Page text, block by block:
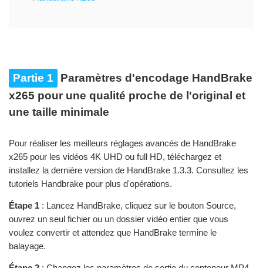
Partie 1
Paramètres d'encodage HandBrake
x265 pour une qualité proche de l'original et
une taille minimale
Pour réaliser les meilleurs réglages avancés de HandBrake
x265 pour les vidéos 4K UHD ou full HD, téléchargez et
installez la dernière version de HandBrake 1.3.3. Consultez les
tutoriels Handbrake pour plus d'opérations.
Étape 1 : Lancez HandBrake, cliquez sur le bouton Source,
ouvrez un seul fichier ou un dossier vidéo entier que vous
voulez convertir et attendez que HandBrake termine le
balayage.